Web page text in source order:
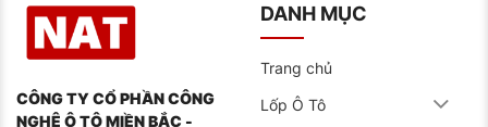
CÔNG TY CỔ PHẦN CÔNG
NGHỆ Ô TÔ MIỀN BẮC -
DANH MỤC
Trang chủ
Lốp Ô Tô